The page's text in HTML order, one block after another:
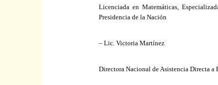
Licenciada en Matemáticas,
Presidencia dela Nación
– Lic. Victoria Martínez
Directora Nacional de Asistencia Directa a